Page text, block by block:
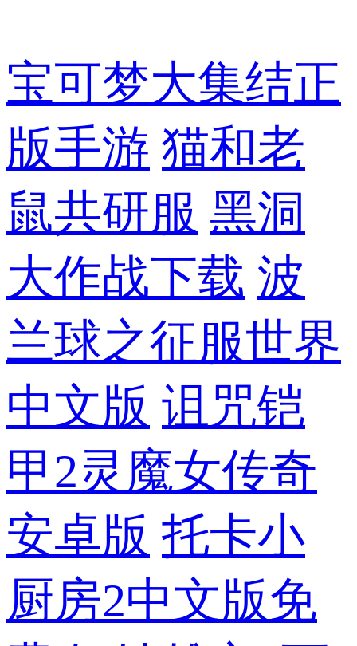
宝可梦大集结正
版手游 猫和老
鼠共研服 黑洞
大作战下载 波
兰球之征服世界
中文版 诅咒铠
甲2灵魔女传奇
安卓版 托卡小
厨房2中文版免